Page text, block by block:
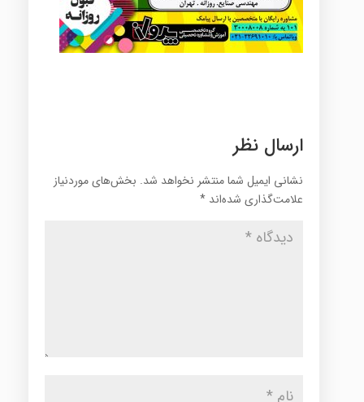
ارسال نظر
نشانی ایمیل شما منتشر نخواهد شد. بخش‌های موردنیاز
علامت‌گذاری شده‌اند *